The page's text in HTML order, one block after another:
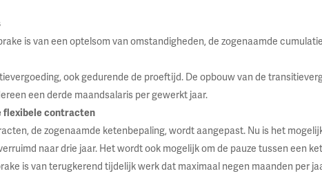
is van een optelsom van omstandigheden, de zogenaamde
ook gedurende de proeftijd. De opbouw van de
een derde maandsalaris per gewerkt jaar.
flexibele contracten
de zogenaamde ketenbepaling, wordt aangepast. Nu is het
naar drie jaar. Het wordt ook mogelijk om de pauze tussen een
is van terugkerend tijdelijk werk dat maximaal negen maanden per